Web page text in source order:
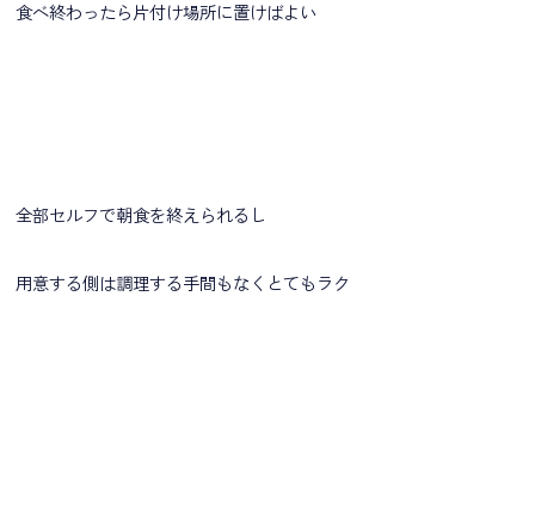
食べ終わったら片付け場所に置けばよい
全部セルフで朝食を終えられるし
用意する側は調理する手間もなくとてもラク